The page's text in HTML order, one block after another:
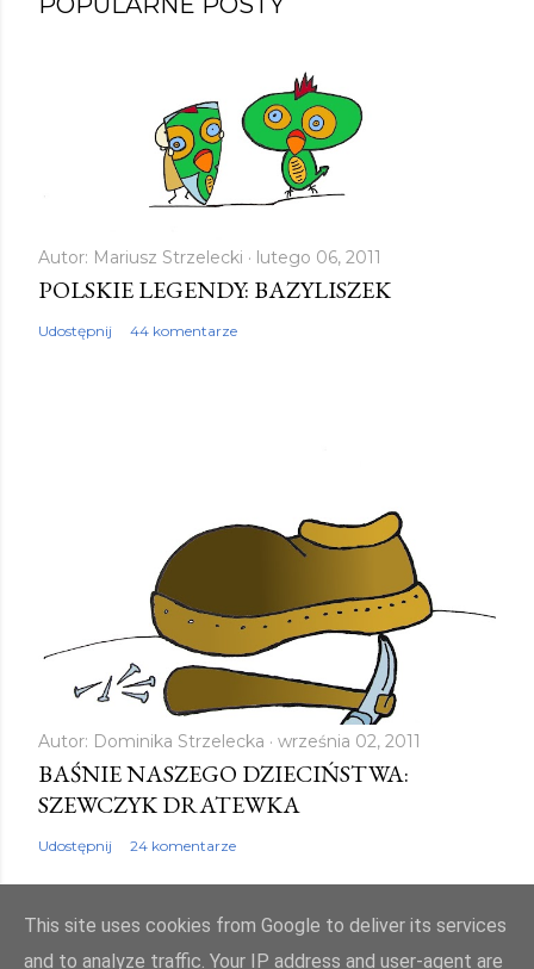
Autor: Mariusz Strzelecki lutego 06, 2011
POLSKIE LEGENDY: BAZYLISZEK
Udostępnij 44 komentarze
Autor: Dominika Strzelecka września 02, 2011
BAŚNIE NASZEGO DZIECIŃSTWA:
SZEWCZYK DRATEWKA
Udostępnij 24 komentarze
This site uses cookies from Google to deliver its services
and to analyze traffic. Your IP address and user-agent are